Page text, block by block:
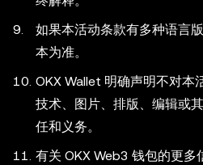
如果本活动条款有多种语言
本为准。
OKX Wallet 明确声明不对本
技术、图片、排版、编辑或
任和义务。
有关 OKX Web3 钱包的更多